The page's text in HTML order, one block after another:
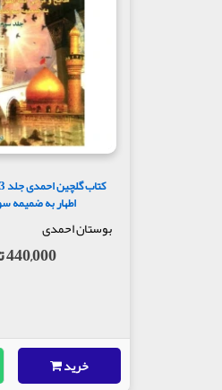
اطهار به ضمیمه
بوستان احمدی
440,000 تومان
خرید